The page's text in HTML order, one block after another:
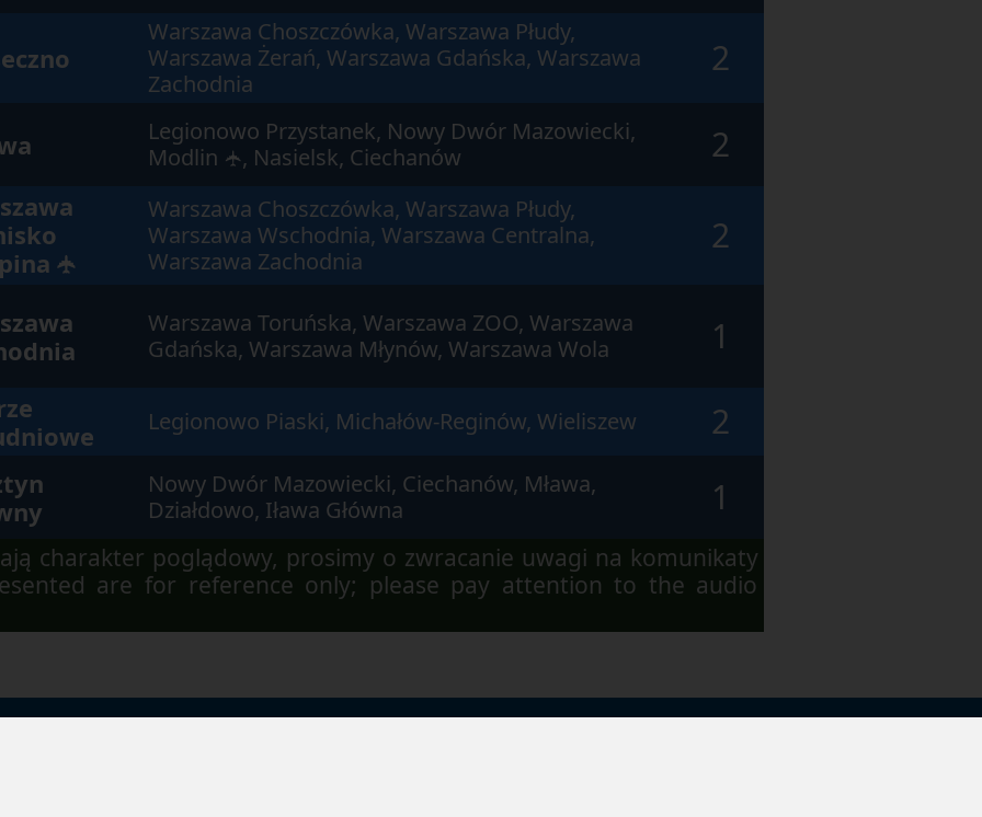
Warszawa Choszczówka, Warszawa Płudy,
Warszawa Żerań, Warszawa Gdańska, Warszawa
Zachodnia
2
Legionowo Przystanek, Nowy Dwór Mazowiecki,
Modlin ✈ , Nasielsk, Ciechanów 2
✈
Warszawa Choszczówka, Warszawa Płudy,
Warszawa Wschodnia, Warszawa Centralna,
Warszawa Zachodnia
2
Warszawa Toruńska, Warszawa ZOO, Warszawa
Gdańska, Warszawa Młynów, Warszawa Wola
1
Legionowo Piaski, Michałów-Reginów, Wieliszew
2
Nowy Dwór Mazowiecki, Ciechanów, Mława,
Działdowo, Iława Główna
1
charakter poglądowy, prosimy o zwracanie uwagi na komunikaty
are for reference only; please pay attention to the audio